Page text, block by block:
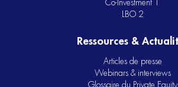
Co-Investment 1
LBO 2
Ressources &
Articles de presse
Webinars & interviews
Glossaire du Private Equity